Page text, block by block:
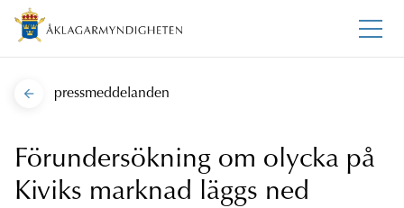
pressmeddelanden
Förundersökning om olycka på
Kiviks marknad läggs ned